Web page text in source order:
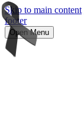
Skip to main content
footer
Open Menu